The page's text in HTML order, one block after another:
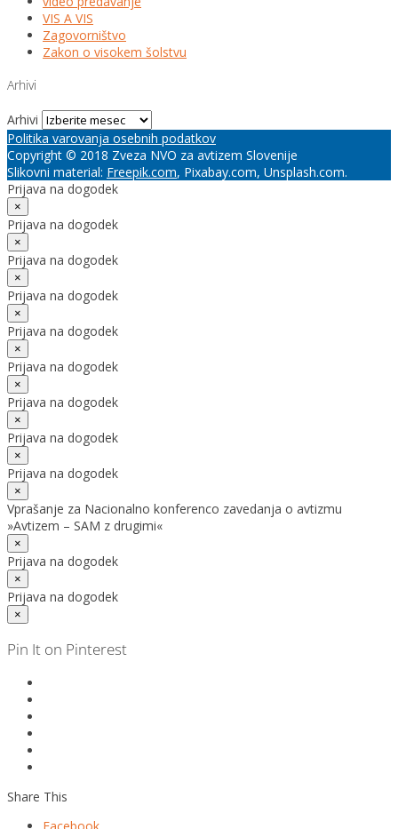
VIS A VIS
Zagovorništvo
Zakon o visokem šolstvu
Arhivi
Arhivi
Politika varovanja osebnih podatkov
Copyright © 2018 Zveza NVO za avtizem Slovenije
Slikovni material: Freepik.com, Pixabay.com, Unsplash.com.
Prijava na dogodek
×
Prijava na dogodek
×
Prijava na dogodek
×
Prijava na dogodek
×
Prijava na dogodek
×
Prijava na dogodek
×
Prijava na dogodek
×
Prijava na dogodek
×
Prijava na dogodek
×
Vprašanje za Nacionalno konferenco zavedanja o avtizmu
»Avtizem – SAM z drugimi«
×
Prijava na dogodek
×
Prijava na dogodek
×
Pin It on Pinterest
Share This